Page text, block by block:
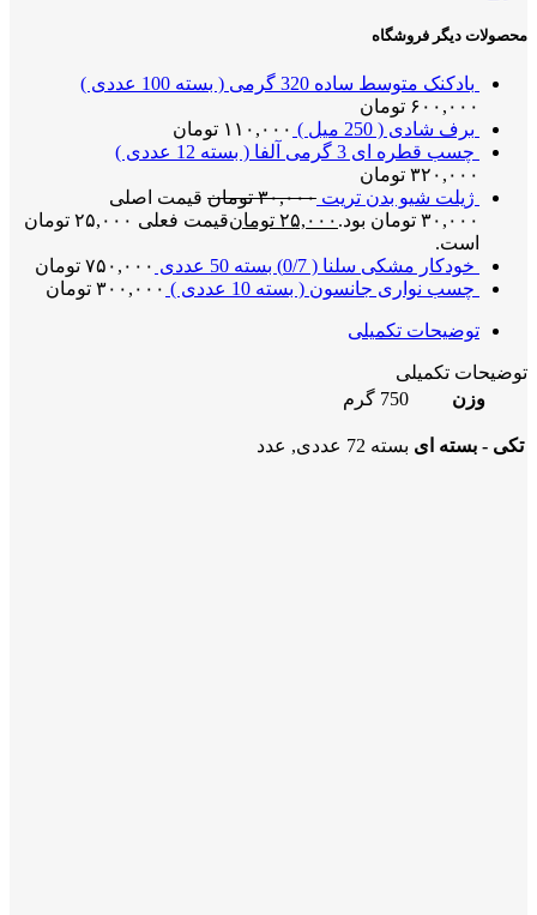
محصولات دیگر فروشگاه
بادکنک متوسط ساده 320 گرمی ( بسته 100 عددی )
۶۰۰,۰۰۰ تومان
برف شادی ( 250 میل )
۱۱۰,۰۰۰ تومان
چسب قطره ای 3 گرمی آلفا ( بسته 12 عددی )
۳۲۰,۰۰۰ تومان
ژیلت شیو بدن تریت ۳۰,۰۰۰ تومان قیمت اصلی
۳۰,۰۰۰ تومان بود.
۲۵,۰۰۰ تومان
قیمت فعلی ۲۵,۰۰۰ تومان
است.
خودکار مشکی سلنا ( 0/7) بسته 50 عددی
۷۵۰,۰۰۰ تومان
چسب نواری جانسون ( بسته 10 عددی )
۳۰۰,۰۰۰ تومان
توضیحات تکمیلی
توضیحات تکمیلی
وزن
750 گرم
تکی - بسته ای بسته 72 عددی, عدد